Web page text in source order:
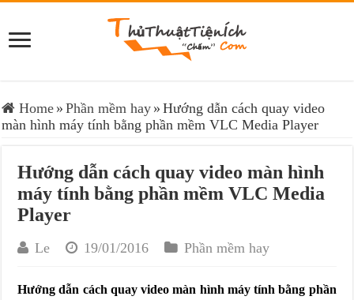
Home » Phần mềm hay » Hướng dẫn cách quay video
màn hình máy tính bằng phần mềm VLC Media Player
Hướng dẫn cách quay video màn hình
máy tính bằng phần mềm VLC Media
Player
Le 19/01/2016 Phần mềm hay
Hướng dẫn cách quay video màn hình máy tính bằng phần